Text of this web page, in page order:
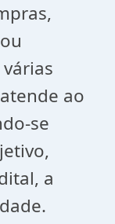
ao
se
a